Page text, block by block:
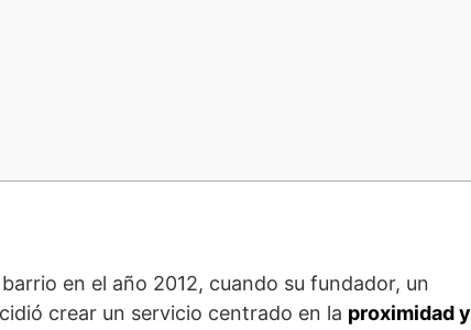
en el año 2012, cuando su fundador, un
crear un servicio centrado en la proximidad y